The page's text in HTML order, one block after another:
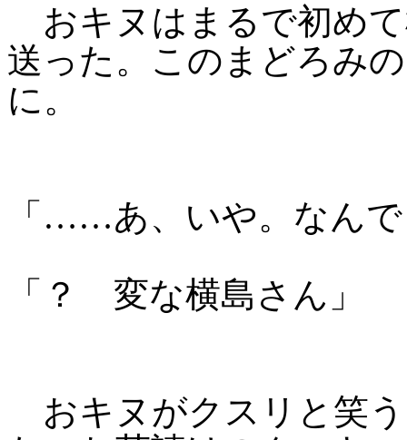
おキヌはまるで初め
送った。このまどろみ
に。
「……あ、いや。なん
「？ 変な横島さん」
おキヌがクスリと笑